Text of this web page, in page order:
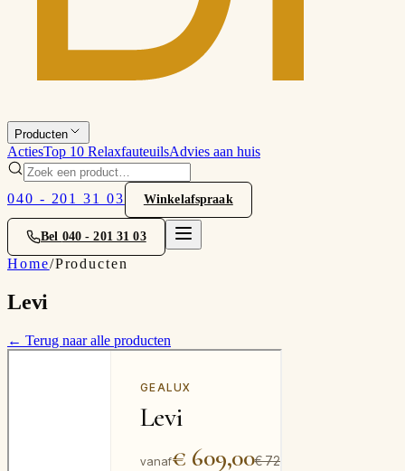
Producten
ActiesTop 10 RelaxfauteuilsAdvies aan huis
040 - 201 31 03 Winkelafspraak
Bel 040 - 201 31 03
Home/Producten
Levi
← Terug naar alle producten